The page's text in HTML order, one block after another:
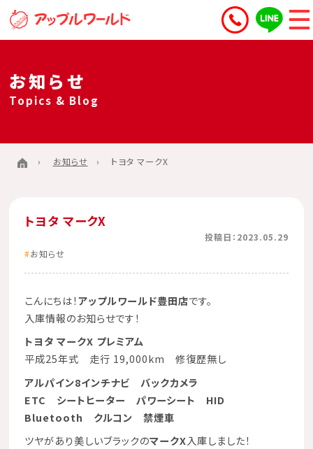
お知らせ
Topics & Blog
お知らせ トヨタ マークX
トヨタ マークX
投稿日：2023.05.29
お知らせ
こんにちは！アップルワールド豊田店です。
入庫情報のお知らせです！
トヨタ マークX プレミアム
平成25年式 走行 19,000km 修復歴無し
アルパイン8インチナビ
バックカメラ
ETC
シートヒーター パワーシート
HID
Bluetooth
クルコン 禁煙車
ツヤがあり美しいブラックのマークX入庫しました！